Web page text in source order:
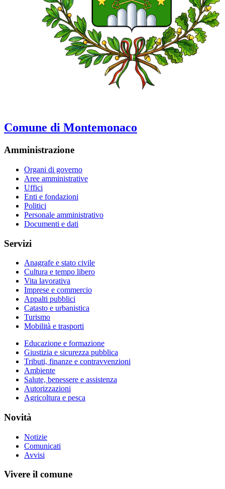
Comune di Montemonaco
Amministrazione
Organi di governo
Aree amministrative
Uffici
Enti e fondazioni
Politici
Personale amministrativo
Documenti e dati
Servizi
Anagrafe e stato civile
Cultura e tempo libero
Vita lavorativa
Imprese e commercio
Appalti pubblici
Catasto e urbanistica
Turismo
Mobilità e trasporti
Educazione e formazione
Giustizia e sicurezza pubblica
Tributi, finanze e contravvenzioni
Ambiente
Salute, benessere e assistenza
Autorizzazioni
Agricoltura e pesca
Novità
Notizie
Comunicati
Avvisi
Vivere il comune